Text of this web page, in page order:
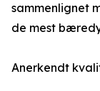
sammenlignet
de mest
Anerkendt